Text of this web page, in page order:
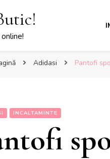
Adidasi Pantofi
INCALTAMINTE